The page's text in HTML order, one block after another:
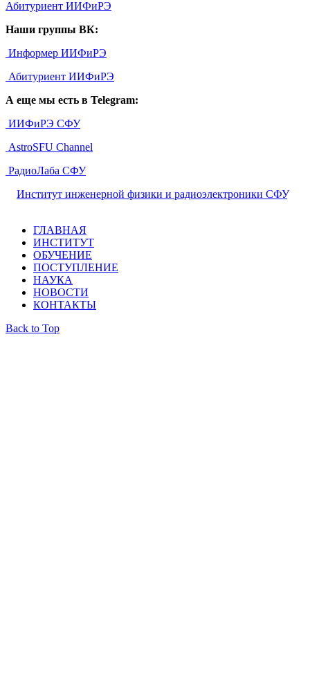
Абитуриент ИИФиРЭ
Наши группы ВК:
Информер ИИФиРЭ
Абитуриент ИИФиРЭ
А еще мы есть в Telegram:
ИИФиРЭ СФУ
AstroSFU Channel
РадиоЛаба СФУ
Институт инженерной физики и радиоэлектроники СФУ,
ГЛАВНАЯ
ИНСТИТУТ
ОБУЧЕНИЕ
ПОСТУПЛЕНИЕ
НАУКА
НОВОСТИ
КОНТАКТЫ
Back to Top